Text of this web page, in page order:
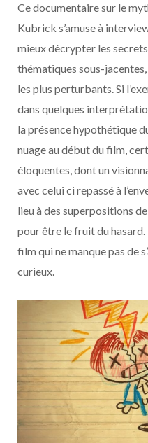
Ce documentaire sur le
Kubrick s’amuse à
mieux décrypter les
thématiques sous-
les plus perturbants. Si
dans quelques
la présence hypothétique
nuage au début du film,
éloquentes, dont un
avec celui ci repassé à
lieu à des superpositions
pour être le fruit du hasard.
film qui ne manque pas de
curieux.